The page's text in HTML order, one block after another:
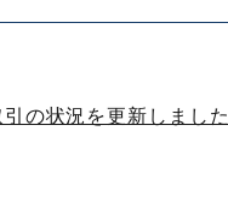
の状況を更新しました